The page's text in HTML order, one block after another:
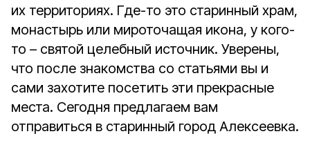
их территориях. Где-то это старинный храм,
монастырь или мироточащая икона, у кого-
то – святой целебный источник. Уверены,
что после знакомства со статьями вы и
сами захотите посетить эти прекрасные
места. Сегодня предлагаем вам
отправиться в старинный город Алексеевка.